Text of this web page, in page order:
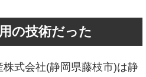
の技術だった
式会社(静岡県藤枝市)は静